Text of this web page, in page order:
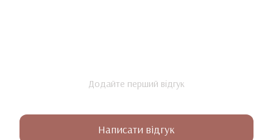
Додайте перший відгук
Написати відгук